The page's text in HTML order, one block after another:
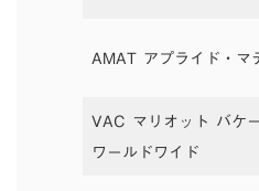
AMAT アプライド・マ
VAC マリオット バケ
ワールドワイド